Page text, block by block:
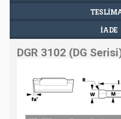
İADE
DGR 3102 (DG